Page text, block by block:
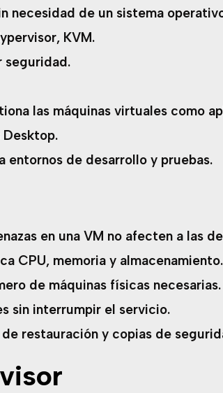
necesidad de un sistema
KVM.
seguridad.
las máquinas virtuales como
Desktop.
entornos de desarrollo y pruebas.
en una VM no afecten a las
CPU, memoria y almacenamiento.
de máquinas físicas necesarias.
sin interrumpir el servicio.
restauración y copias de